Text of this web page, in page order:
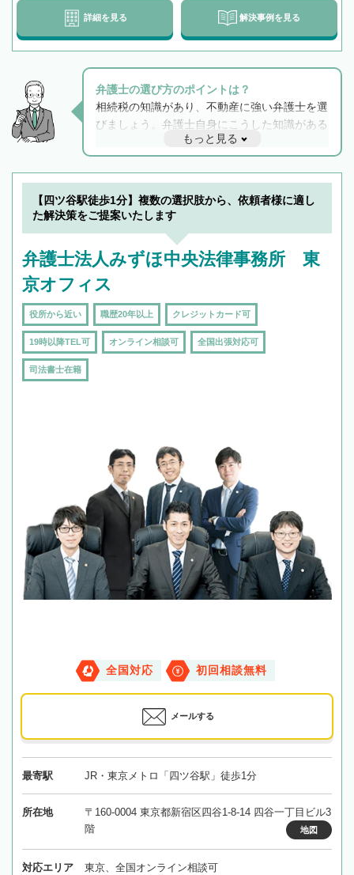
詳細を見る 解決事例を見る
弁護士の選び方のポイントは？
相続税の知識があり、不動産に強い弁護士を選
びましょう。弁護士自身にこうした知識がある
と他士業との連携もスムーズに進み、トラブル
解決のみならず相続をトータルで任せることが
できます。また、相続は感情がからむ分野なの
でフィーリングも重要です。実際に電話や面談
で複数の弁護士と会話をしてウマが合う方に依
もっと見る
【四ツ谷駅徒歩1分】複数の選択肢から、依頼者様に適し
た解決策をご提案いたします
弁護士法人みずほ中央法律事務所 東
京オフィス
役所から近い 職歴20年以上 クレジットカード可
19時以降TEL可 オンライン相談可 全国出張対応可
司法書士在籍
全国対応 初回相談無料
メールする
最寄駅 JR・東京メトロ「四ツ谷駅」徒歩1分
所在地
〒160-0004 東京都新宿区四谷1-8-14 四谷一丁目ビル3
階
地図
対応エリア 東京、全国オンライン相談可